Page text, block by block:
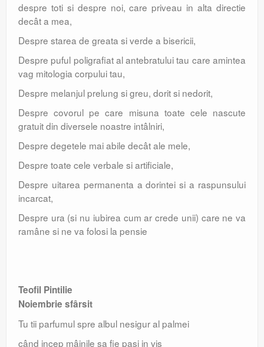
despre toti si despre noi, care priveau in alta directie
decât a mea,
Despre starea de greata si verde a bisericii,
Despre puful poligrafiat al antebratului tau care amintea
vag mitologia corpului tau,
Despre melanjul prelung si greu, dorit si nedorit,
Despre covorul pe care misuna toate cele nascute
gratuit din diversele noastre intâlniri,
Despre degetele mai abile decât ale mele,
Despre toate cele verbale si artificiale,
Despre uitarea permanenta a dorintei si a raspunsului
incarcat,
Despre ura (si nu iubirea cum ar crede unii) care ne va
ramâne si ne va folosi la pensie
Teofil Pintilie
Noiembrie sfârsit
Tu tii parfumul spre albul nesigur al palmei
când incep mâinile sa fie pasi in vis